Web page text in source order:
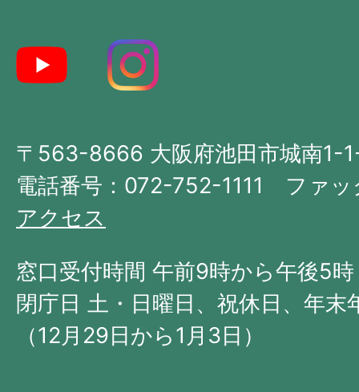
阪
府
西
部
〒563-8666 大阪府池田市城南1-
電話番号：072-752-1111 ファ
アクセス
窓口受付時間 午前9時から午後5時
閉庁日 土・日曜日、祝休日、年末
（12月29日から1月3日）